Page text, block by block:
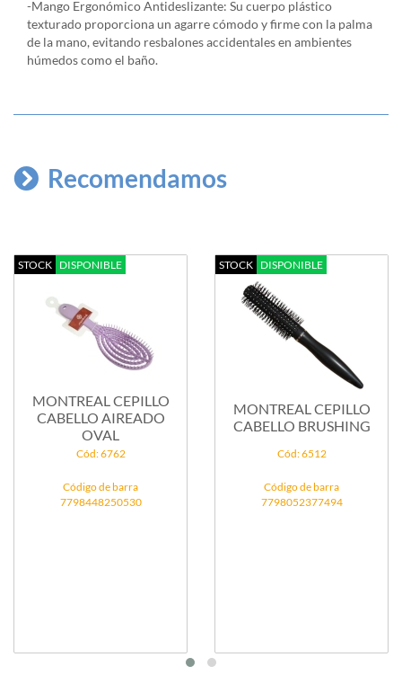
-Mango Ergonómico Antideslizante: Su cuerpo plástico
texturado proporciona un agarre cómodo y firme con la palma
de la mano, evitando resbalones accidentales en ambientes
húmedos como el baño.
Recomendamos
STOCK DISPONIBLE
MONTREAL CEPILLO
CABELLO AIREADO
OVAL
Cód: 6762
Código de barra
7798448250530
STOCK DISPONIBLE
MONTREAL CEPILLO
CABELLO BRUSHING
Cód: 6512
Código de barra
7798052377494